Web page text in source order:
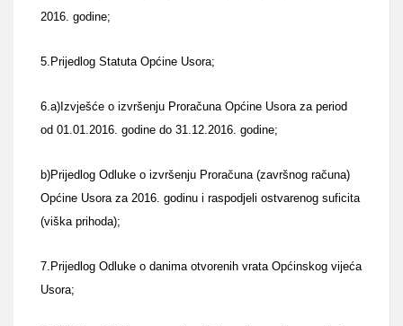
2016. godine;
5.Prijedlog Statuta Općine Usora;
6.a)Izvješće o izvršenju Proračuna Općine Usora za period
od 01.01.2016. godine do 31.12.2016. godine;
b)Prijedlog Odluke o izvršenju Proračuna (završnog računa)
Općine Usora za 2016. godinu i raspodjeli ostvarenog suficita
(viška prihoda);
7.Prijedlog Odluke o danima otvorenih vrata Općinskog vijeća
Usora;